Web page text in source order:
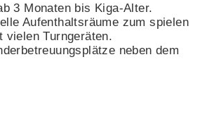
3 Monaten bis Kiga-Alter.
Aufenthaltsräume zum spielen
vielen Turngeräten.
neben dem